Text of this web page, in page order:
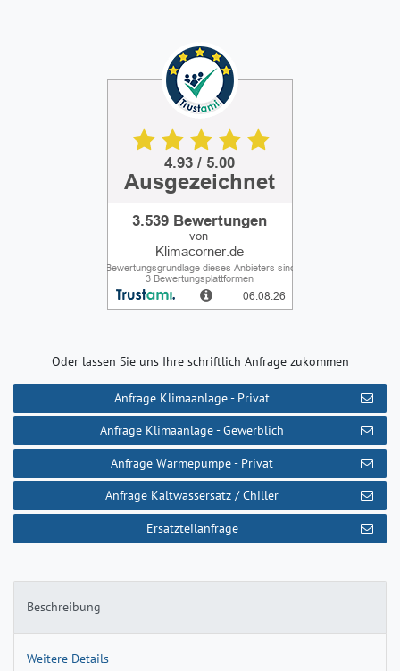
Beschreibung
Weitere Details
Oder lassen Sie uns Ihre schriftlich Anfrage zukommen
Anfrage Klimaanlage - Privat
Anfrage Klimaanlage - Gewerblich
Anfrage Wärmepumpe - Privat
Anfrage Kaltwassersatz / Chiller
Ersatzteilanfrage